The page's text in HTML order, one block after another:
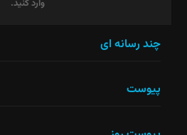
وارد کنید.
نباید
چند رسانه ای
پیوست